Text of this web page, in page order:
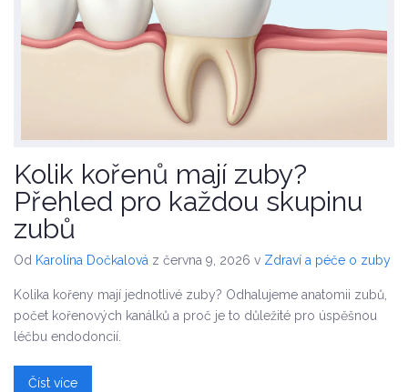
Kolik kořenů mají zuby?
Přehled pro každou skupinu
zubů
Od Karolína Dočkalová z června 9, 2026 v Zdraví a péče o zuby
Kolika kořeny mají jednotlivé zuby? Odhalujeme anatomii zubů,
počet kořenových kanálků a proč je to důležité pro úspěšnou
léčbu endodoncií.
Číst více